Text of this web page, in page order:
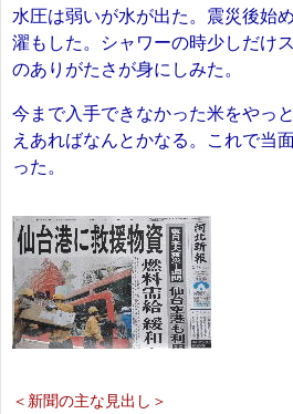
水圧は弱いが水が出た。震災後始
濯もした。シャワーの時少しだけ
のありがたさが身にしみた。
今まで入手できなかった米をやっ
えあればなんとかなる。これで当
った。
＜新聞の主な見出し＞